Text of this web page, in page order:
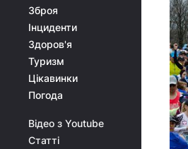
Зброя
Інциденти
Здоров'я
Туризм
Цікавинки
Погода
Відео з Youtube
Статті